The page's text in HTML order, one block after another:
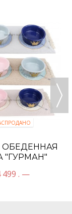
ОБЕДЕННАЯ
"ГУРМАН"
499 . —